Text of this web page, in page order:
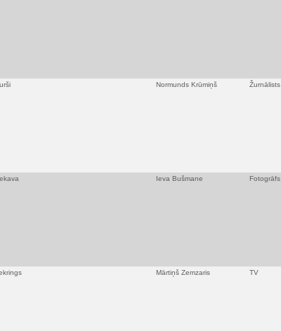
Normunds Krūmiņš Žurnālists
Ieva Bušmane Fotogrāfs
Mārtiņš Zemzaris TV